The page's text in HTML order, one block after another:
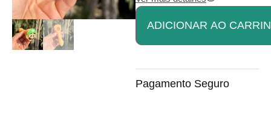
Pagamento Seguro
ADICIONAR AO